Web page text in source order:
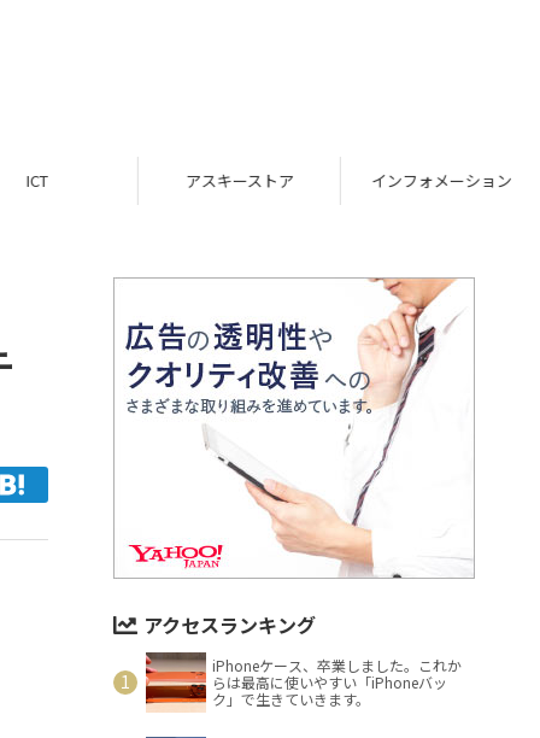
ICT アスキーストア インフォメーション
アクセスランキング
iPhoneケース、卒業しました。これか
らは最高に使いやすい「iPhoneバッ
ク」で生きていきます。